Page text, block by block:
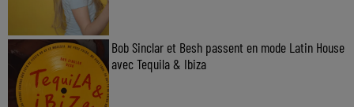
Bob Sinclar et Besh passent en mode Latin House
avec Tequila & Ibiza